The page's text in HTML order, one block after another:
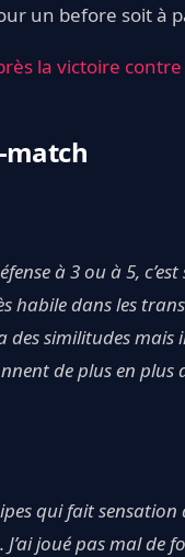
un before soit à
la victoire
match
à 3 ou à 5,
habile dans les
des similitudes
de plus en plus
qui fait
joué pas mal de